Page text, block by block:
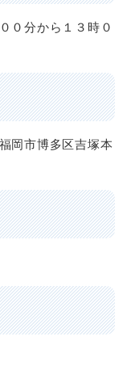
０分から１３時０
岡市博多区吉塚本